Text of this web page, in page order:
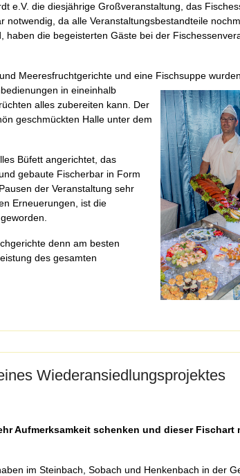
e.V. die diesjährige Großveranstaltung, das
da alle Veranstaltungsbestandteile
die begeisterten Gäste bei der
Meeresfruchtgerichte und eine Fischsuppe
in eineinhalb
alles zubereiten kann. Der
geschmückten Halle unter dem
Büfett angerichtet, das
gebaute Fischerbar in Form
der Veranstaltung sehr
Erneuerungen, ist die
denn am besten
des gesamten
Wiederansiedlungsprojektes
Aufmerksamkeit schenken und dieser Fischart
im Steinbach, Sobach und Henkenbach in der